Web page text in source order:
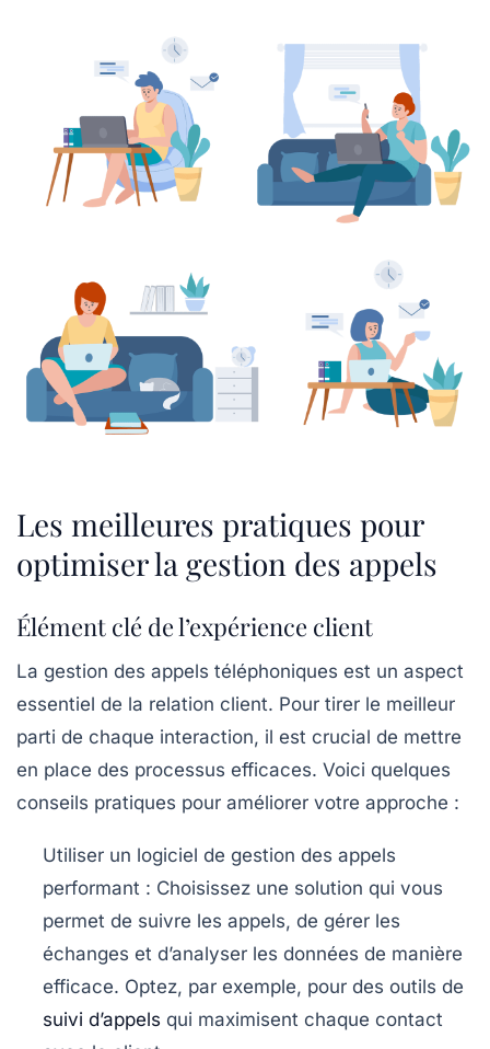
Les meilleures pratiques pour
optimiser la gestion des appels
Élément clé de l’expérience client
La gestion des appels téléphoniques est un aspect
essentiel de la relation client. Pour tirer le meilleur
parti de chaque interaction, il est crucial de mettre
en place des processus efficaces. Voici quelques
conseils pratiques pour améliorer votre approche :
Utiliser un logiciel de gestion des appels
performant : Choisissez une solution qui vous
permet de suivre les appels, de gérer les
échanges et d’analyser les données de manière
efficace. Optez, par exemple, pour des outils de
suivi d’appels qui maximisent chaque contact